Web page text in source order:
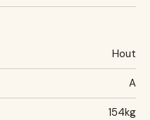
Hout
A
154kg